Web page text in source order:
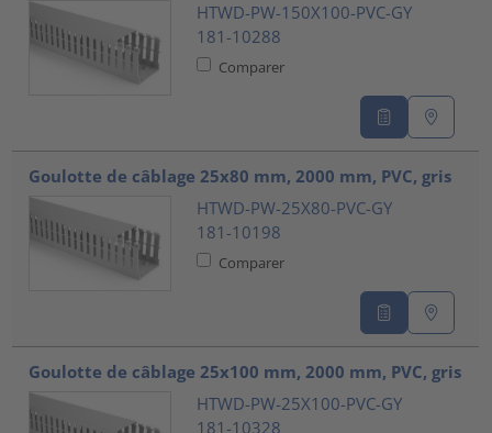
HTWD-PW-150X100-PVC-GY
181-10288
Comparer
Goulotte de câblage 25x80 mm, 2000 mm, PVC, gris
HTWD-PW-25X80-PVC-GY
181-10198
Comparer
Goulotte de câblage 25x100 mm, 2000 mm, PVC, gris
HTWD-PW-25X100-PVC-GY
181-10328